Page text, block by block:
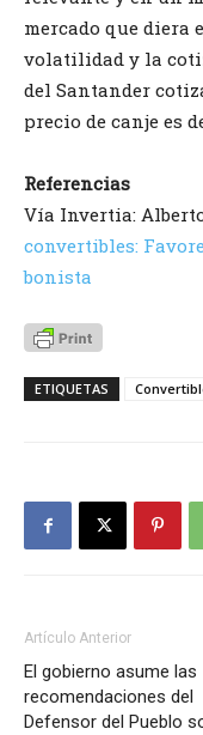
mercado que diera
volatilidad y la
del Santander
precio de canje es
Referencias
Vía Invertia:
convertibles:
bonista
ETIQUETAS
Artículo Anterior
El gobierno asume las
recomendaciones del
Defensor del Pueblo